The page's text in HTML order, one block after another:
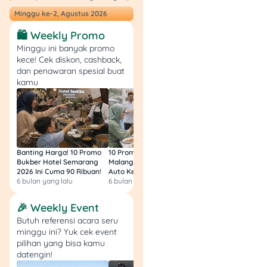
6.Nailoong Summer
Love&Dino Land Part
📍 Dufan – Panggung
Hysteria
📅 27 Juni–13 Juli 2025
Minggu ke-2, Agustus 2026
🛍️ Weekly Promo
Minggu ini banyak promo
kece! Cek diskon, cashback,
dan penawaran spesial buat
kamu
Banting Harga! 10 Promo
Bukber Hotel Semarang
2026 Ini Cuma 90 Ribuan!
6 bulan yang lalu
10 Promo Bukber Hotel
Malang 2026: Start 75rb,
Auto Kenyang!
6 bulan yang lalu
🎉 Weekly Event
Butuh referensi acara seru
minggu ini? Yuk cek event
pilihan yang bisa kamu
datengin!